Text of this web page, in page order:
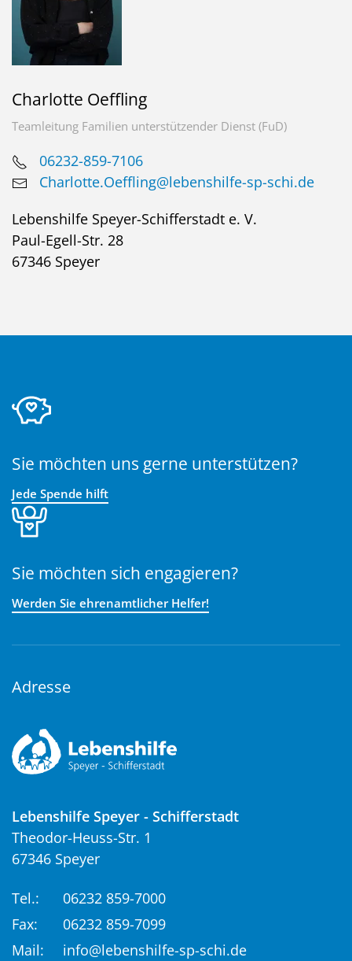
Charlotte Oeffling
Teamleitung Familien unterstützender Dienst (FuD)
06232-859-7106
Charlotte.Oeffling@lebenshilfe-sp-schi.de
Lebenshilfe Speyer-Schifferstadt e. V.
Paul-Egell-Str. 28
67346 Speyer
Sie möchten uns gerne unterstützen?
Jede Spende hilft
Sie möchten sich engagieren?
Werden Sie ehrenamtlicher Helfer!
Adresse
Lebenshilfe Speyer - Schifferstadt
Theodor-Heuss-Str. 1
67346 Speyer
Tel.:
06232 859-7000
Fax:
06232 859-7099
Mail:
info@lebenshilfe-sp-schi.de